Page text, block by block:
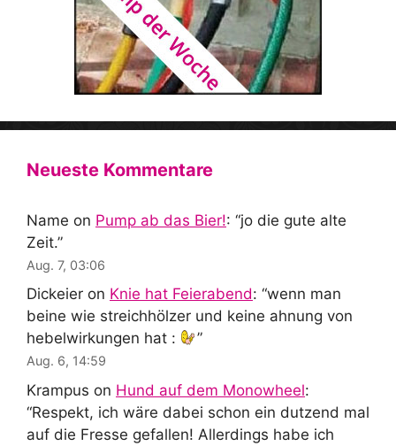
Neueste Kommentare
Name on Pump ab das Bier!: “jo die gute alte
Zeit.”
Aug. 7, 03:06
Dickeier on Knie hat Feierabend: “wenn man
beine wie streichhölzer und keine ahnung von
hebelwirkungen hat :
”
Aug. 6, 14:59
Krampus on Hund auf dem Monowheel:
“Respekt, ich wäre dabei schon ein dutzend mal
auf die Fresse gefallen! Allerdings habe ich